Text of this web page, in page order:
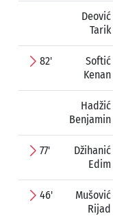
Deović
Tarik
82'
Softić
Kenan
Hadžić
Benjamin
77'
Džihanić
Edim
46'
Mušović
Rijad